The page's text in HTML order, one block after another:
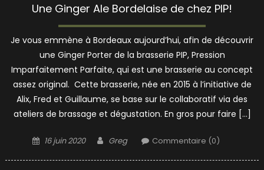
Une Ginger Ale Bordelaise de chez PIP!
Je vous emmène à Bordeaux aujourd’hui, afin de découvrir
une Ginger Porter de la brasserie PIP, Pression
Imparfaitement Parfaite, qui est une brasserie au concept
assez original. Cette brasserie, née en 2015 à l’initiative de
Alix, Fred et Guillaume, se base sur le collaboratif via des
ateliers de brassage et dégustation. En gros pour faire […]
Posted
16 juin 2020 Author
Greg Commentaire (0)